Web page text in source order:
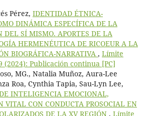
Pérez, IDENTIDAD ÉTNICA-
DINÁMICA ESPECÍFICA DE LA
DEL SÍ MISMO. APORTES DE LA
HERMENÉUTICA DE RICOEUR A LA
BIOGRÁFICA-NARRATIVA , Límite
(2024): Publicación continua [PC]
MG., Natalia Muñoz, Aura-Lee
Roa, Cynthia Tapia, Sau-Lyn Lee,
INTELIGENCIA EMOCIONAL,
VITAL CON CONDUCTA PROSOCIAL EN
DE LA XV REGIÓN , Límite